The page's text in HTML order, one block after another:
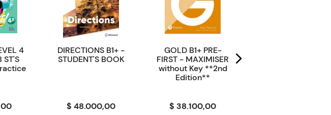
4
DIRECTIONS B1+ -
STUDENT'S BOOK
$ 48.000,00
GOLD B1+ PRE-
FIRST - MAXIMISER
without Key **2nd
Edition**
$ 38.100,00